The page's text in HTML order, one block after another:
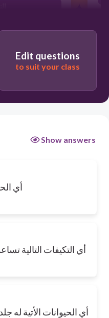
Edit questions
to suit your class
Show answers
أي
أي التكيفات التالية
أي الحيوانات الأتية